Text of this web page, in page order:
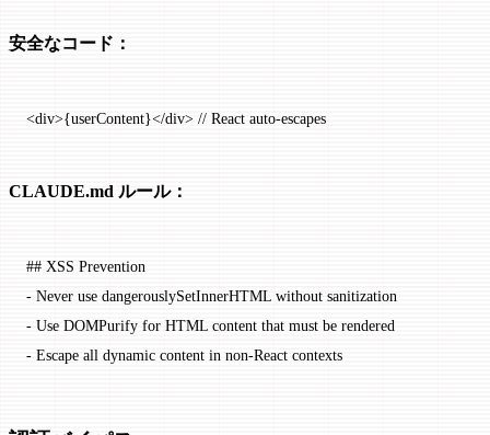
安全なコード：
<div>{userContent}</div> // React auto-escapes
CLAUDE.md ルール：
## XSS Prevention
- Never use dangerouslySetInnerHTML without sanitization
- Use DOMPurify for HTML content that must be rendered
- Escape all dynamic content in non-React contexts